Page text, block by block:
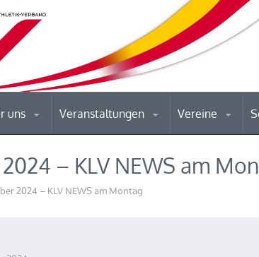
uns Veranstaltungen Vereine
– KLV NEWS am
2024 – KLV NEWS am Montag